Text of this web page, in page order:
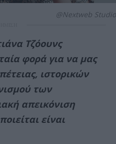
@Nextweb Studio
Τζόουνς
φορά για να μας
ιστορικών
των
απεικόνιση
είναι